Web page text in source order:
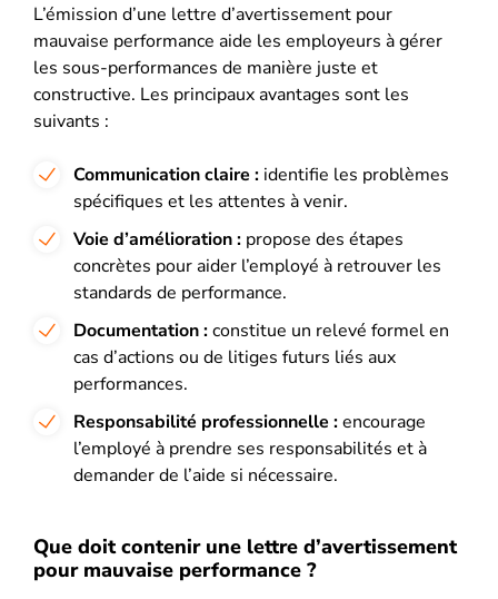
L’émission d’une lettre d’avertissement pour
mauvaise performance aide les employeurs à gérer
les sous-performances de manière juste et
constructive. Les principaux avantages sont les
suivants :
Communication claire : identifie les problèmes
spécifiques et les attentes à venir.
Voie d’amélioration : propose des étapes
concrètes pour aider l’employé à retrouver les
standards de performance.
Documentation :constitue un relevé formel en
cas d’actions ou de litiges futurs liés aux
performances.
Responsabilité professionnelle :encourage
l’employé à prendre ses responsabilités et à
demander de l’aide si nécessaire.
Que doit contenir une lettre d’avertissement
pour mauvaise performance ?